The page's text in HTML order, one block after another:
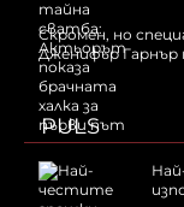
Скромен, но
Дженифър Гарнър
PULS